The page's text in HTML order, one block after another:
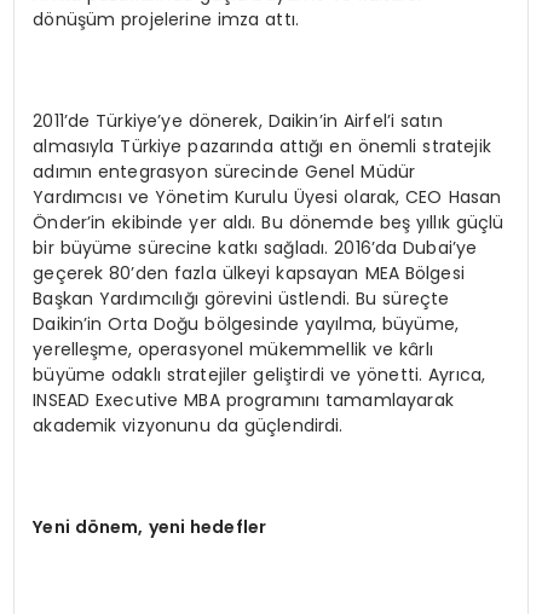
dönüşüm projelerine imza attı.
2011’de Türkiye’ye dönerek, Daikin’in Airfel’i satın
almasıyla Türkiye pazarında attığı en önemli stratejik
adımın entegrasyon sürecinde Genel Müdür
Yardımcısı ve Yönetim Kurulu Üyesi olarak, CEO Hasan
Önder’in ekibinde yer aldı. Bu dönemde beş yıllık güçlü
bir büyüme sürecine katkı sağladı. 2016’da Dubai’ye
geçerek 80’den fazla ülkeyi kapsayan MEA Bölgesi
Başkan Yardımcılığı görevini üstlendi. Bu süreçte
Daikin’in Orta Doğu bölgesinde yayılma, büyüme,
yerelleşme, operasyonel mükemmellik ve kârlı
büyüme odaklı stratejiler geliştirdi ve yönetti. Ayrıca,
INSEAD Executive MBA programını tamamlayarak
akademik vizyonunu da güçlendirdi.
Yeni dönem, yeni hedefler